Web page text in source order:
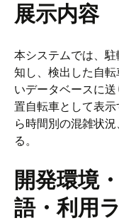
展示内容
本システムでは、
知し、検出した自
いデータベースに
置自転車として表
ら時間別の混雑状
る。
開発環境
語・利用